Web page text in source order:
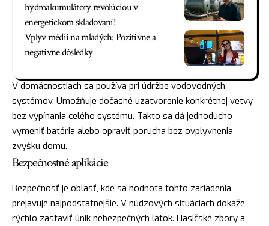
hydroakumulátory revolúciou v
energetickom skladovaní!
Vplyv médií na mladých: Pozitívne a
negatívne dôsledky
V domácnostiach sa používa pri údržbe vodovodných
systémov. Umožňuje dočasné uzatvorenie konkrétnej vetvy
bez vypínania celého systému. Takto sa dá jednoducho
vymeniť batéria alebo opraviť porucha bez ovplyvnenia
zvyšku domu.
Bezpečnostné aplikácie
Bezpečnosť je oblasť, kde sa hodnota tohto zariadenia
prejavuje najpodstatnejšie. V núdzových situáciach dokáže
rýchlo zastaviť únik nebezpečných látok. Hasičské zbory a